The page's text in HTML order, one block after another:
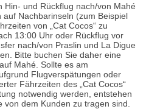
Hin- und Rückflug nach/von Mahé
Nachbarinseln (zum Beispiel
von „Cat Cocos“ zu
13:00 Uhr oder Rückflug vor
nach/von Praslin und La Digue
Bitte buchen Sie daher eine
Mahé. Sollte es am
Flugverspätungen oder
Fährzeiten des „Cat Cocos“
notwendig werden, entstehen
von dem Kunden zu tragen sind.